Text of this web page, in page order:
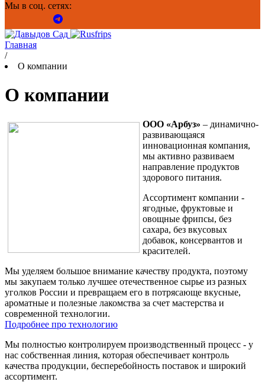
Мы в соц. сетях:
Главная
/
О компании
О компании
ООО «Арбуз» – динамично-
развивающаяся
инновационная компания,
мы активно развиваем
направление продуктов
здорового питания.
Ассортимент компании -
ягодные, фруктовые и
овощные фрипсы, без
сахара, без вкусовых
добавок, консервантов и
красителей.
Мы уделяем большое внимание качеству продукта, поэтому
мы закупаем только лучшее отечественное сырье из разных
уголков России и превращаем его в потрясающе вкусные,
ароматные и полезные лакомства за счет мастерства и
современной технологии.
Подробнее про технологию
Мы полностью контролируем производственный процесс - у
нас собственная линия, которая обеспечивает контроль
качества продукции, бесперебойность поставок и широкий
ассортимент.